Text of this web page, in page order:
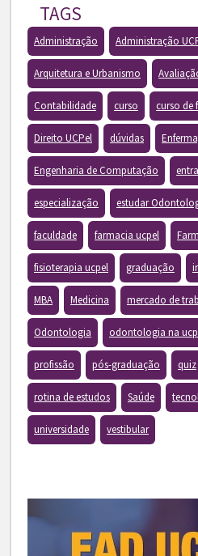
TAGS
Administração Administração
Arquitetura e Urbanismo
Contabilidade curso curso de
Direito UCPel dúvidas
Engenharia de Computação
especialização estudar
faculdade farmacia ucpel
fisioterapia ucpel graduação
MBA Medicina mercado de
Odontologia odontologia na
profissão pós-graduação quiz
rotina de estudos Saúde
universidade vestibular